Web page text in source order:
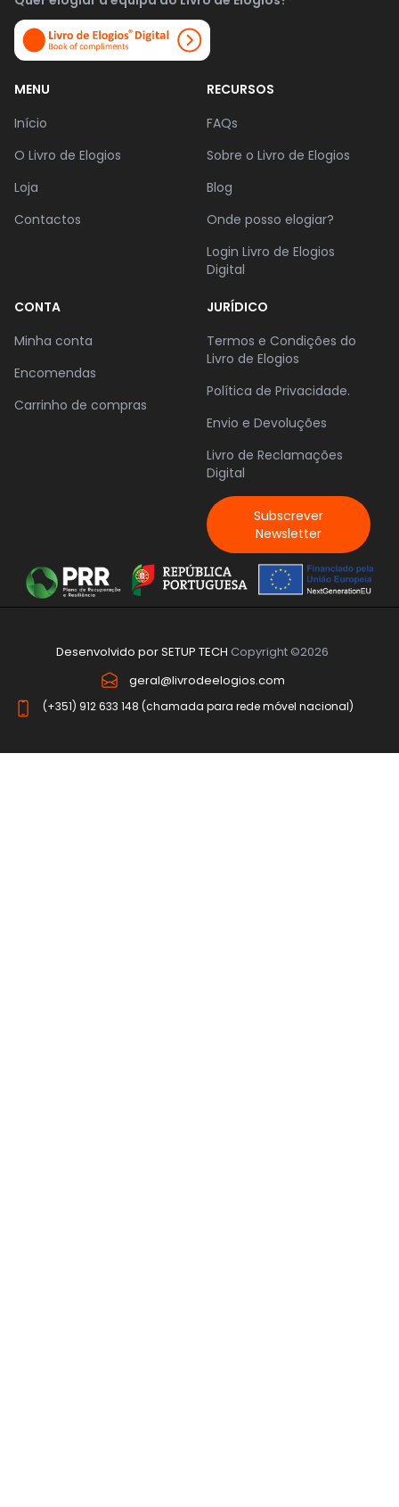
MENU
Início
O Livro de Elogios
Loja
Contactos
RECURSOS
FAQs
Sobre o Livro de Elogios
Blog
Onde posso elogiar?
Login Livro de Elogios
Digital
CONTA
Minha conta
Encomendas
Carrinho de compras
JURÍDICO
Termos e Condições do
Livro de Elogios
Política de Privacidade.
Envio e Devoluções
Livro de Reclamações
Digital
Subscrever
Newsletter
Desenvolvido porSETUP TECH Copyright ©2026
geral@livrodeelogios.com
(+351) 912 633 148 (chamada para rede móvel nacional)